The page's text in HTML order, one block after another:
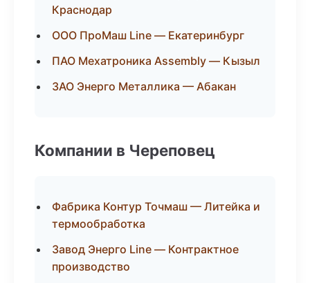
Краснодар
ООО ПроМаш Line — Екатеринбург
ПАО Мехатроника Assembly — Кызыл
ЗАО Энерго Металлика — Абакан
Компании в Череповец
Фабрика Контур Точмаш — Литейка и
термообработка
Завод Энерго Line — Контрактное
производство